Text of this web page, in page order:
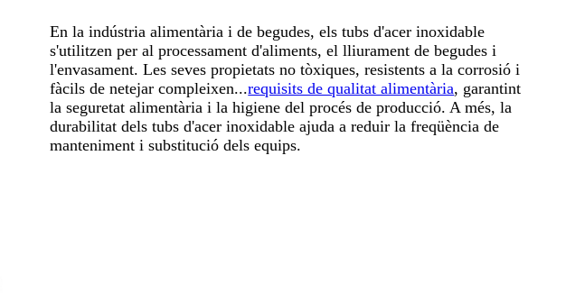
En la indústria alimentària i de begudes, els tubs d'acer inoxidable
s'utilitzen per al processament d'aliments, el lliurament de begudes i
l'envasament. Les seves propietats no tòxiques, resistents a la corrosió i
fàcils de netejar compleixen...requisits de qualitat alimentària, garantint
la seguretat alimentària i la higiene del procés de producció. A més, la
durabilitat dels tubs d'acer inoxidable ajuda a reduir la freqüència de
manteniment i substitució dels equips.